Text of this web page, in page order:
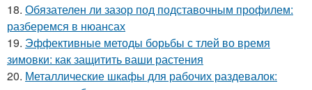
18. Обязателен ли зазор под подставочным профилем:
разберемся в нюансах
19. Эффективные методы борьбы с тлей во время
зимовки: как защитить ваши растения
20. Металлические шкафы для рабочих раздевалок: